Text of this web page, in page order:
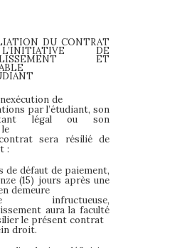
DU CONTRAT
DE
ET
de
par l’étudiant, son
légal ou son
sera résilié de
:
de défaut de paiement,
(15) jours après une
demeure
infructueuse,
aura la faculté
le présent contrat
droit.